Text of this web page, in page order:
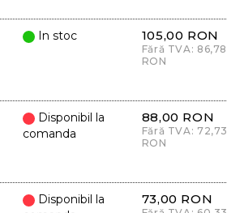
In stoc 105,00 RON
Fără TVA: 86,78
RON
Disponibil la
comanda
88,00 RON
Fără TVA: 72,73
RON
Disponibil la
73,00 RON